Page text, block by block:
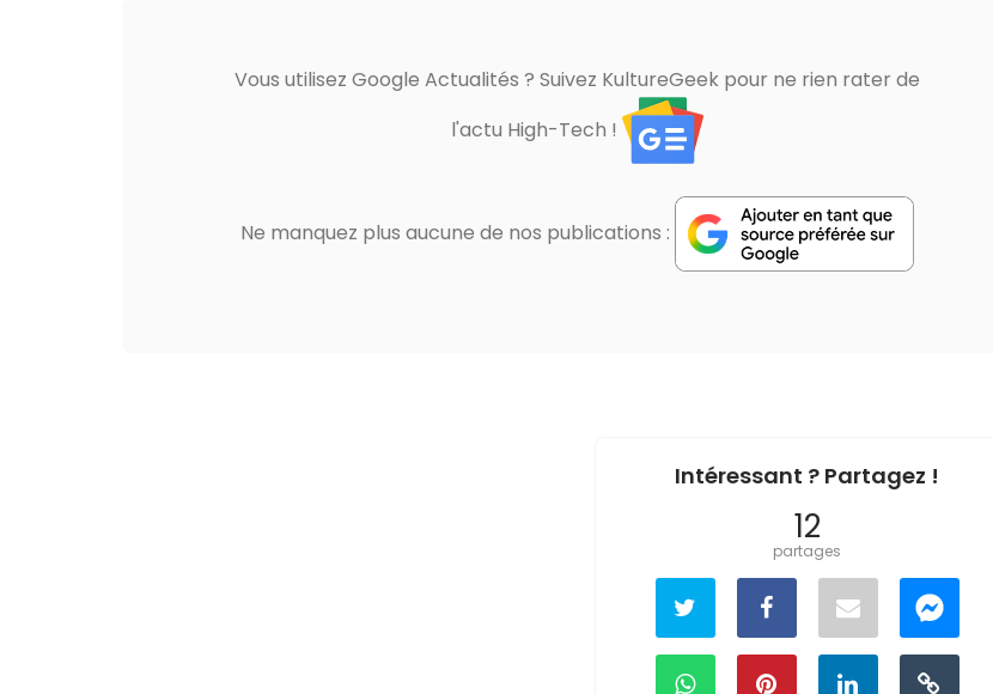
Vous utilisez Google Actualités ? Suivez KultureGeek pour ne rien rater de
l'actu High-Tech !
Ne manquez plus aucune de nos publications :
Intéressant ? Partagez !
12
partages